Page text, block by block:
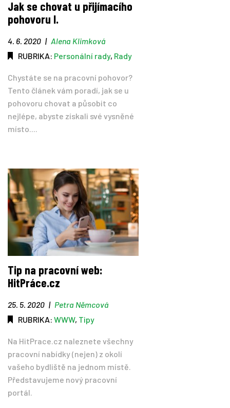
Tipy
Časopis
Soutěže
Jak se chovat u přijímacího
pohovoru I.
4. 6. 2020 | Alena Klimková
RUBRIKA: Personální rady, Rady
Chystáte se na pracovní pohovor?
Tento článek vám poradí, jak se u
pohovoru chovat a působit co
nejlépe, abyste získali své vysněné
místo....
Tip na pracovní web:
HitPráce.cz
25. 5. 2020 | Petra Němcová
RUBRIKA: WWW, Tipy
Na HitPrace.cz naleznete všechny
pracovní nabídky (nejen) z okolí
vašeho bydliště na jednom místě.
Představujeme nový pracovní
portál.